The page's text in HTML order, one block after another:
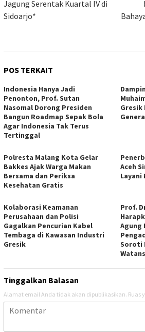
Jagung Serentak Kuartal IV di
Sidoarjo*
POS TERKAIT
Indonesia Hanya Jadi
Penonton, Prof. Sutan
Nasomal Dorong Presiden
Bangun Roadmap Sepak Bola
Agar Indonesia Tak Terus
Tertinggal
Gresik
Polresta Malang Kota Gelar
Bakkes Ajak Warga Makan
Bersama dan Periksa
Kesehatan Gratis
Aceh
Layani
Kolaborasi Keamanan
Perusahaan dan Polisi
Gagalkan Pencurian Kabel
Tembaga di Kawasan Industri
Gresik
Prof.
Agung
Soroti
Tinggalkan Balasan
Alamat email Anda tidak akan dipublikasikan. Ruas